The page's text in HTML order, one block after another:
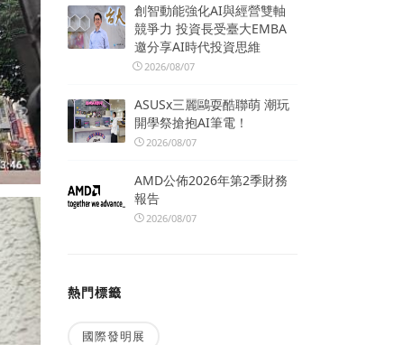
創智動能強化AI與經營雙軸
競爭力 投資長受臺大EMBA
邀分享AI時代投資思維
2026/08/07
ASUSx三麗鷗耍酷聯萌 潮玩
開學祭搶抱AI筆電！
2026/08/07
AMD公佈2026年第2季財務
報告
2026/08/07
熱門標籤
國際發明展